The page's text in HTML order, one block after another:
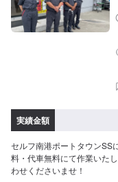
実績金額
セルフ南港ポートタウンSS
料・代車無料にて作業いた
わせくださいませ！